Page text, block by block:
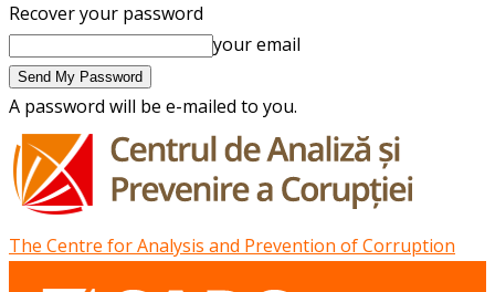
Recover your password
your email
A password will be e-mailed to you.
The Centre for Analysis and Prevention of Corruption